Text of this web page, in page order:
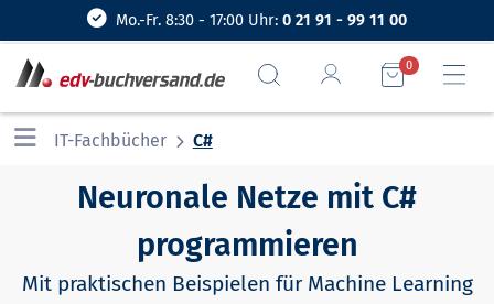
Mo.-Fr. 8:30 - 17:00 Uhr: 0 21 91 - 99 11 00
0
IT-Fachbücher C#
Neuronale Netze mit C#
programmieren
Mit praktischen Beispielen für Machine Learning